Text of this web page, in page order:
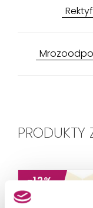
PRODUKTY
-12%